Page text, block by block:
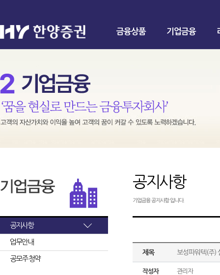
금융상품 기업금융
공지사항
업무안내
공모주 청약
공지사항
기업금융 공지사항 입니다.
제목 보성파워텍(주)
작성자 관리자